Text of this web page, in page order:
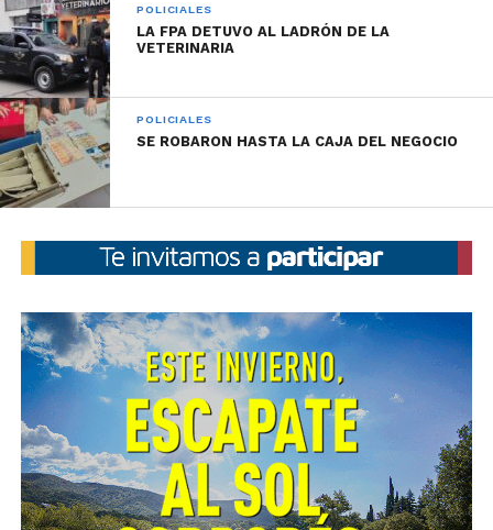
POLICIALES
LA FPA DETUVO AL LADRÓN DE LA
VETERINARIA
POLICIALES
SE ROBARON HASTA LA CAJA DEL NEGOCIO